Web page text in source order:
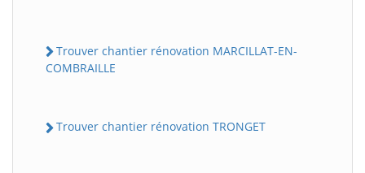
Trouver chantier rénovation MARCILLAT-EN-
COMBRAILLE
Trouver chantier rénovation TRONGET